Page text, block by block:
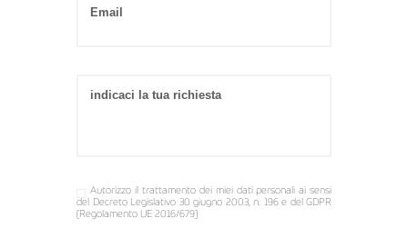
Autorizzo il trattamento dei miei dati personali ai sensi
del Decreto Legislativo 30 giugno 2003, n. 196 e del GDPR
(Regolamento UE 2016/679)